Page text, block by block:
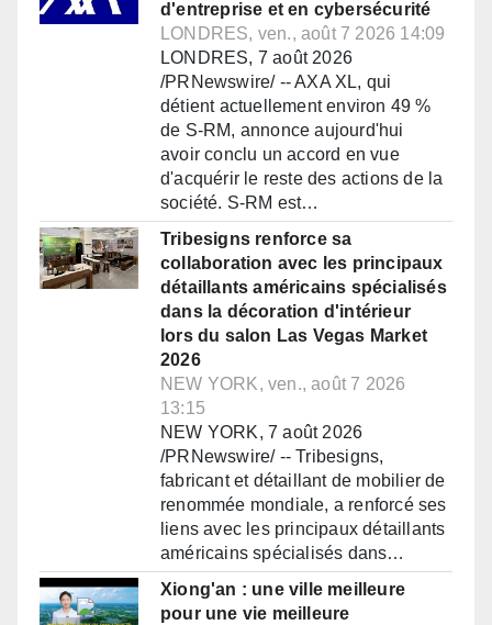
d'entreprise et en cybersécurité
LONDRES, ven., août 7 2026 14:09
LONDRES, 7 août 2026
/PRNewswire/ -- AXA XL, qui
détient actuellement environ 49 %
de S-RM, annonce aujourd'hui
avoir conclu un accord en vue
d'acquérir le reste des actions de la
société. S-RM est…
Tribesigns renforce sa
collaboration avec les principaux
détaillants américains spécialisés
dans la décoration d'intérieur
lors du salon Las Vegas Market
2026
NEW YORK, ven., août 7 2026
13:15
NEW YORK, 7 août 2026
/PRNewswire/ -- Tribesigns,
fabricant et détaillant de mobilier de
renommée mondiale, a renforcé ses
liens avec les principaux détaillants
américains spécialisés dans…
Xiong'an : une ville meilleure
pour une vie meilleure